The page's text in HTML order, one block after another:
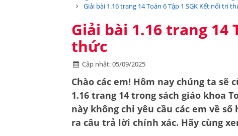
Giải bài 1.16 trang 14 Toán 6 Tập 1 SGK Kết nối tri
Giải bài 1.16 trang 14
thức
Cập nhật: 05/09/2025
Chào các em! Hôm nay chúng ta
1.16 trang 14 trong sách giáo khoa
này không chỉ yêu cầu các em về
ra câu trả lời chính xác. Hãy cùng